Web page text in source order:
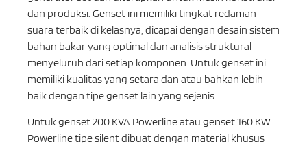
dan produksi. Genset ini memiliki tingkat redaman
suara terbaik di kelasnya, dicapai dengan desain sistem
bahan bakar yang optimal dan analisis struktural
menyeluruh dari setiap komponen. Untuk genset ini
memiliki kualitas yang setara dan atau bahkan lebih
baik dengan tipe genset lain yang sejenis.
Untuk genset 200 KVA Powerline atau genset 160 KW
Powerline tipe silent dibuat dengan material khusus